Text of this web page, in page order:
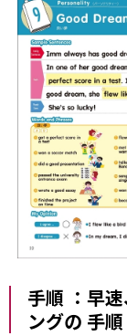
手順 ：早
ングの 手順